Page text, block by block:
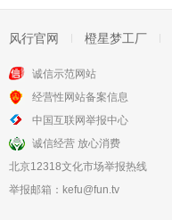
圣何塞谋杀案
风行官网 橙星梦工厂
诚信示范网站
经营性网站备案信息
中国互联网举报中心
诚信经营 放心消费
北京12318文化市场举报热线
举报邮箱： kefu@fun.tv